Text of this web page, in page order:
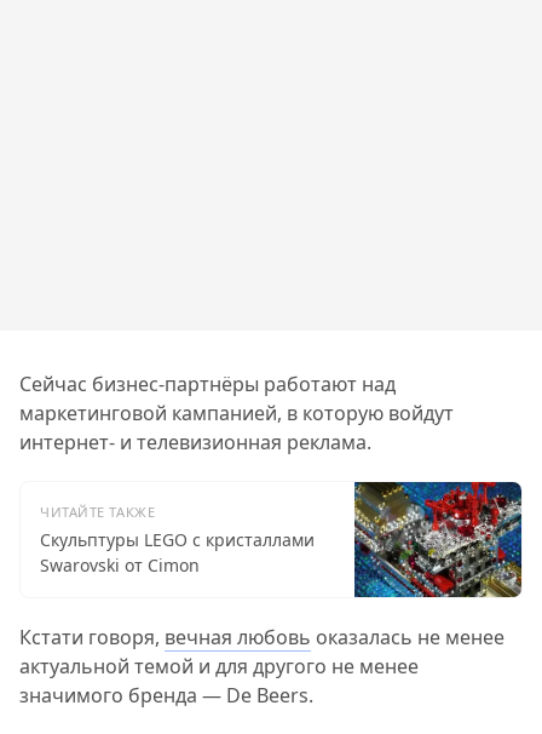
Сейчас бизнес-партнёры работают над
маркетинговой кампанией, в которую войдут
интернет- и телевизионная реклама.
ЧИТАЙТЕ ТАКЖЕ
Скульптуры LEGO с кристаллами
Swarovski от Cimon
Кстати говоря, вечная любовь оказалась не менее
актуальной темой и для другого не менее
значимого бренда — De Beers.